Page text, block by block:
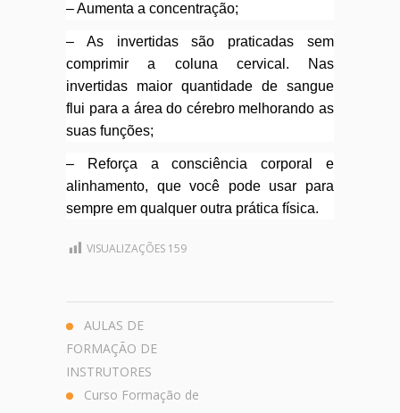
– Aumenta a concentração;
– As invertidas são praticadas sem
comprimir a coluna cervical. Nas
invertidas maior quantidade de sangue
flui para a área do cérebro melhorando as
suas funções;
– Reforça a consciência corporal e
alinhamento, que você pode usar para
sempre em qualquer outra prática física.
VISUALIZAÇÕES 159
AULAS DE
FORMAÇÃO DE
INSTRUTORES
Curso Formação de